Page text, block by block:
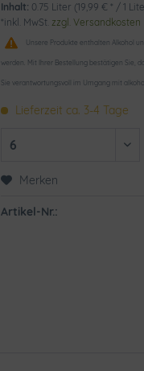
Inhalt: 0.75 Liter (19,99 € * / 1
*inkl. MwSt. zzgl. Versandkosten
Unsere Produkte enthalten Alkohol
werden. Mit Ihrer Bestellung bestätigen Sie,
Sie verantwortungsvoll im Umgang mit
Lieferzeit ca. 3-4 Tage
Merken
Artikel-Nr.: